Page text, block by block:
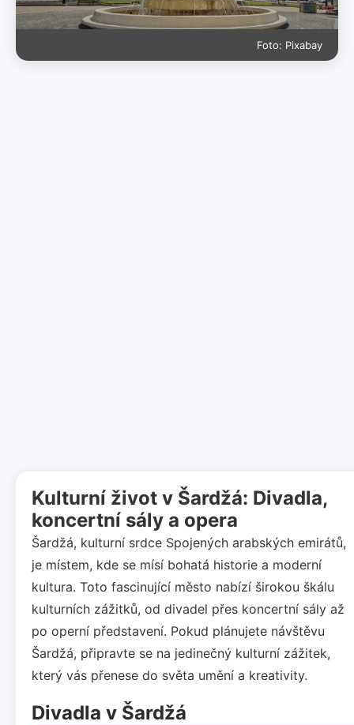
Foto: Pixabay
Kulturní život v Šardžá: Divadla,
koncertní sály a opera
Šardžá, kulturní srdce Spojených arabských emirátů,
je místem, kde se mísí bohatá historie a moderní
kultura. Toto fascinující město nabízí širokou škálu
kulturních zážitků, od divadel přes koncertní sály až
po operní představení. Pokud plánujete návštěvu
Šardžá, připravte se na jedinečný kulturní zážitek,
který vás přenese do světa umění a kreativity.
Divadla v Šardžá